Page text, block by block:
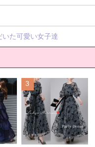
た可愛い女子達
3